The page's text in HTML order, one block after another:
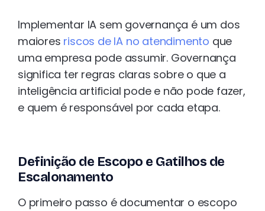
Implementar IA sem governança é um dos
maiores riscos de IA no atendimento que
uma empresa pode assumir. Governança
significa ter regras claras sobre o que a
inteligência artificial pode e não pode fazer,
e quem é responsável por cada etapa.
Definição de Escopo e Gatilhos de
Escalonamento
O primeiro passo é documentar o escopo